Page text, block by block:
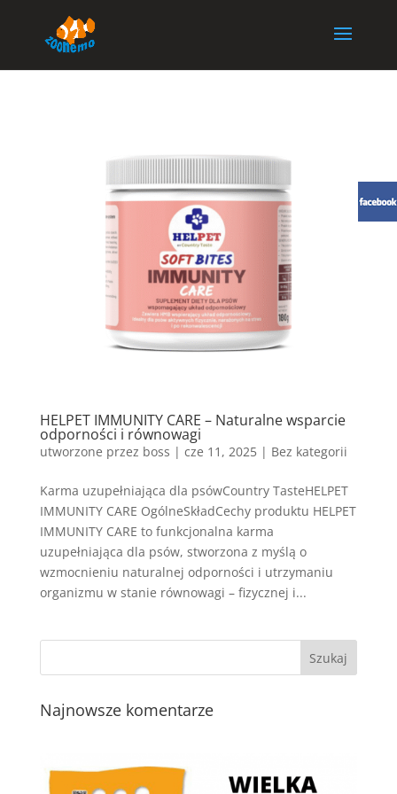
HELPET IMMUNITY CARE – Naturalne wsparcie
odporności i równowagi
utworzone przez boss | cze 11, 2025| Bez kategorii
Karma uzupełniająca dla psówCountry TasteHELPET
IMMUNITY CARE OgólneSkładCechy produktu HELPET
IMMUNITY CARE to funkcjonalna karma
uzupełniająca dla psów, stworzona z myślą o
wzmocnieniu naturalnej odporności i utrzymaniu
organizmu w stanie równowagi – fizycznej i...
Najnowsze komentarze